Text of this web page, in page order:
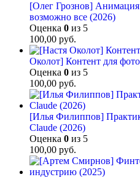
[Олег Грознов]
возможно все (2026)
Оценка 0 из 5
100,00 руб.
Околот] Контент для
Оценка 0 из 5
100,00 руб.
[Илья Филиппов]
Claude (2026)
Оценка 0 из 5
100,00 руб.